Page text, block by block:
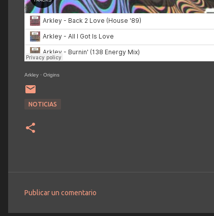
Arkley · Origins
NOTICIAS
Publicar un comentario